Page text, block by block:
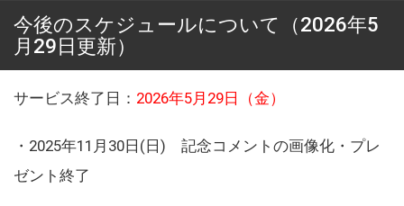
今後のスケジュールについて（2026年5
月29日更新）
サービス終了日： 2026年5月29日（金）
・2025年11月30日(日) 記念コメントの画像化・プレ
ゼント終了